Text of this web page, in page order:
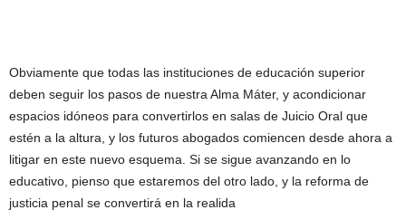
Obviamente que todas las instituciones de educación superior
deben seguir los pasos de nuestra Alma Máter, y acondicionar
espacios idóneos para convertirlos en salas de Juicio Oral que
estén a la altura, y los futuros abogados comiencen desde ahora a
litigar en este nuevo esquema. Si se sigue avanzando en lo
educativo, pienso que estaremos del otro lado, y la reforma de
justicia penal se convertirá en la realida